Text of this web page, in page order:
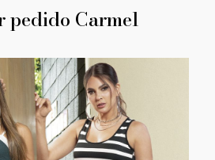
pedido Carmel